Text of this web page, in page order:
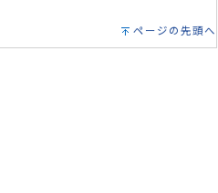
ページの先頭へ